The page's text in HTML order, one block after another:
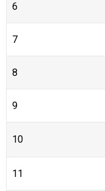
6
7
8
9
10
11